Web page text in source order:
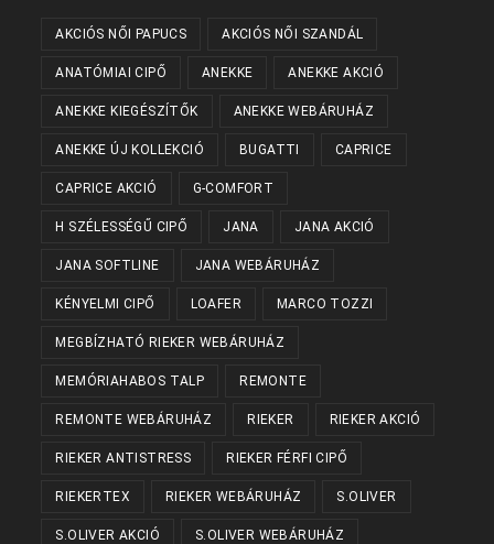
AKCIÓS NŐI PAPUCS AKCIÓS NŐI SZANDÁL
ANATÓMIAI CIPŐ ANEKKE ANEKKE AKCIÓ
ANEKKE KIEGÉSZÍTŐK ANEKKE WEBÁRUHÁZ
ANEKKE ÚJ KOLLEKCIÓ BUGATTI CAPRICE
CAPRICE AKCIÓ G-COMFORT
H SZÉLESSÉGŰ CIPŐ JANA JANA AKCIÓ
JANA SOFTLINE JANA WEBÁRUHÁZ
KÉNYELMI CIPŐ LOAFER MARCO TOZZI
MEGBÍZHATÓ RIEKER WEBÁRUHÁZ
MEMÓRIAHABOS TALP REMONTE
REMONTE WEBÁRUHÁZ RIEKER RIEKER AKCIÓ
RIEKER ANTISTRESS RIEKER FÉRFI CIPŐ
RIEKERTEX RIEKER WEBÁRUHÁZ S.OLIVER
S.OLIVER AKCIÓ S.OLIVER WEBÁRUHÁZ